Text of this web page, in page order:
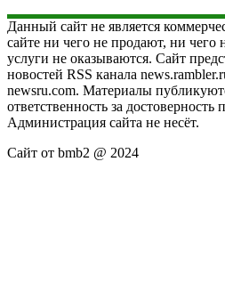
Данный сайт не является
сайте ни чего не продают, ни чего
услуги не оказываются. Сайт
новостей RSS канала
newsru.com. Материалы
ответственность за
Администрация сайта не несёт.
Сайт от bmb2 @ 2024